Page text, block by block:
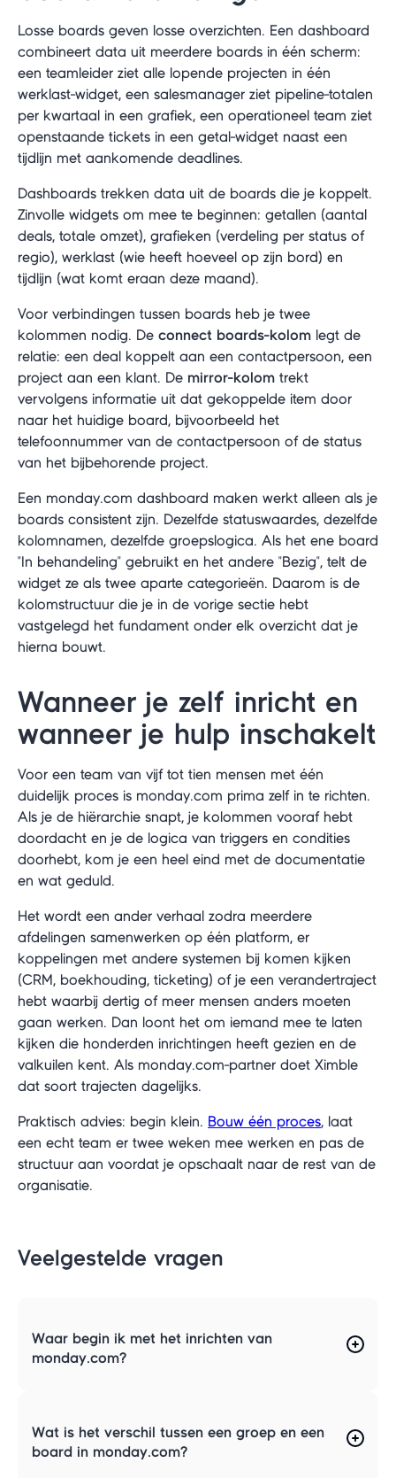
Losse boards geven losse overzichten. Een dashboard
combineert data uit meerdere boards in één scherm:
een teamleider ziet alle lopende projecten in één
werklast-widget, een salesmanager ziet pipeline-totalen
per kwartaal in een grafiek, een operationeel team ziet
openstaande tickets in een getal-widget naast een
tijdlijn met aankomende deadlines.
Dashboards trekken data uit de boards die je koppelt.
Zinvolle widgets om mee te beginnen: getallen (aantal
deals, totale omzet), grafieken (verdeling per status of
regio), werklast (wie heeft hoeveel op zijn bord) en
tijdlijn (wat komt eraan deze maand).
Voor verbindingen tussen boards heb je twee
kolommen nodig. De connect boards-kolom legt de
relatie: een deal koppelt aan een contactpersoon, een
project aan een klant. De mirror-kolom trekt
vervolgens informatie uit dat gekoppelde item door
naar het huidige board, bijvoorbeeld het
telefoonnummer van de contactpersoon of de status
van het bijbehorende project.
Een monday.com dashboard maken werkt alleen als je
boards consistent zijn. Dezelfde statuswaardes, dezelfde
kolomnamen, dezelfde groepslogica. Als het ene board
"In behandeling" gebruikt en het andere "Bezig", telt de
widget ze als twee aparte categorieën. Daarom is de
kolomstructuur die je in de vorige sectie hebt
vastgelegd het fundament onder elk overzicht dat je
hierna bouwt.
Wanneer je zelf inricht en
wanneer je hulp inschakelt
Voor een team van vijf tot tien mensen met één
duidelijk proces is monday.com prima zelf in te richten.
Als je de hiërarchie snapt, je kolommen vooraf hebt
doordacht en je de logica van triggers en condities
doorhebt, kom je een heel eind met de documentatie
en wat geduld.
Het wordt een ander verhaal zodra meerdere
afdelingen samenwerken op één platform, er
koppelingen met andere systemen bij komen kijken
(CRM, boekhouding, ticketing) of je een verandertraject
hebt waarbij dertig of meer mensen anders moeten
gaan werken. Dan loont het om iemand mee te laten
kijken die honderden inrichtingen heeft gezien en de
valkuilen kent. Als monday.com-partner doet Ximble
dat soort trajecten dagelijks.
Praktisch advies: begin klein. Bouw één proces, laat
een echt team er twee weken mee werken en pas de
structuur aan voordat je opschaalt naar de rest van de
organisatie.
Veelgestelde vragen
Waar begin ik met het inrichten van
monday.com?
Wat is het verschil tussen een groep en een
board in monday.com?